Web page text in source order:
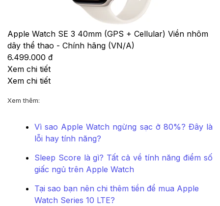
Apple Watch SE 3 40mm (GPS + Cellular) Viền nhôm
dây thể thao - Chính hãng (VN/A)
6.499.000 đ
Xem chi tiết
Xem chi tiết
Xem thêm:
Vì sao Apple Watch ngừng sạc ở 80%? Đây là
lỗi hay tính năng?
Sleep Score là gì? Tất cả về tính năng điểm số
giấc ngủ trên Apple Watch
Tại sao bạn nên chi thêm tiền để mua Apple
Watch Series 10 LTE?